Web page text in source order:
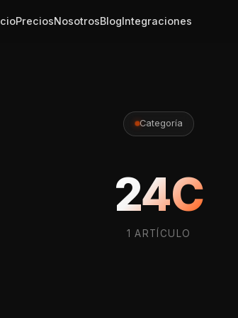
PreciosNosotrosBlogIntegraciones
Categoría
24C
1 ARTÍCULO